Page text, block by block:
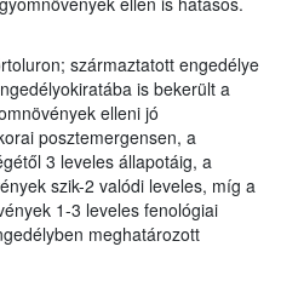
származtatott engedélye
is bekerült a
elleni jó
posztemergensen, a
3 leveles állapotáig, a
szik-2 valódi leveles, míg a
1-3 leveles fenológiai
meghatározott